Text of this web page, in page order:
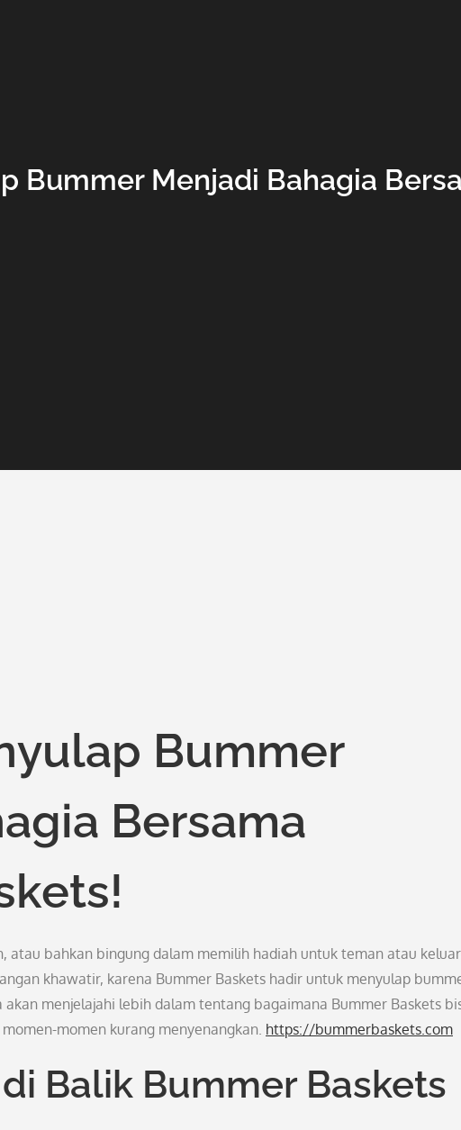
Bummer Menjadi Bahagia
Bummer
Bersama
atau bahkan bingung dalam memilih hadiah untuk teman atau
khawatir, karena Bummer Baskets hadir untuk menyulap
menjelajahi lebih dalam tentang bagaimana Bummer Baskets
momen kurang menyenangkan. https://bummerbaskets.com
Balik Bummer Baskets